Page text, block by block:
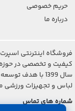
حریم خصوصی
درباره ما
کیفیت و تخصصی در
سال 1399 با
لباس و تجهیزات ورزشی
شماره های تماس